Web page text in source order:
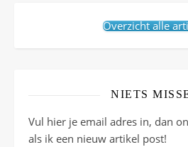
Overzicht alle
NIETS
Vul hier je email adres in, dan
als ik een nieuw artikel post!